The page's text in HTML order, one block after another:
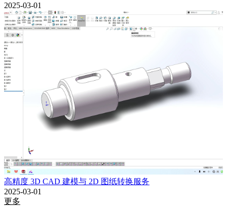
2025-03-01
高精度 3D CAD 建模与 2D 图纸转换服务
2025-03-01
更多